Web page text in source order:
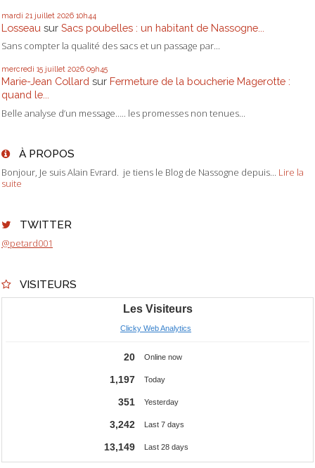
mardi 21 juillet 2026 10h44
Losseau sur Sacs poubelles : un habitant de Nassogne...
Sans compter la qualité des sacs et un passage par...
mercredi 15 juillet 2026 09h45
Marie-Jean Collard sur Fermeture de la boucherie Magerotte :
quand le...
Belle analyse d’un message….. les promesses non tenues...
À PROPOS
Bonjour, Je suis Alain Evrard. je tiens le Blog de Nassogne depuis... Lire la
suite
TWITTER
@petard001
VISITEURS